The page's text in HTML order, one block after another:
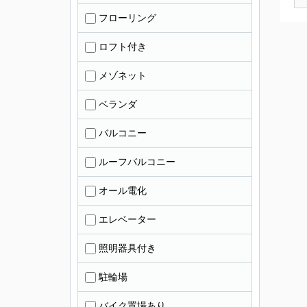
フローリング
ロフト付き
メゾネット
ベランダ
バルコニー
ルーフバルコニー
オール電化
エレベーター
照明器具付き
駐輪場